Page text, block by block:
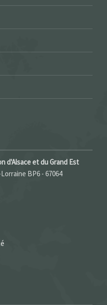
d'Alsace et du Grand Est
BP6 - 67064